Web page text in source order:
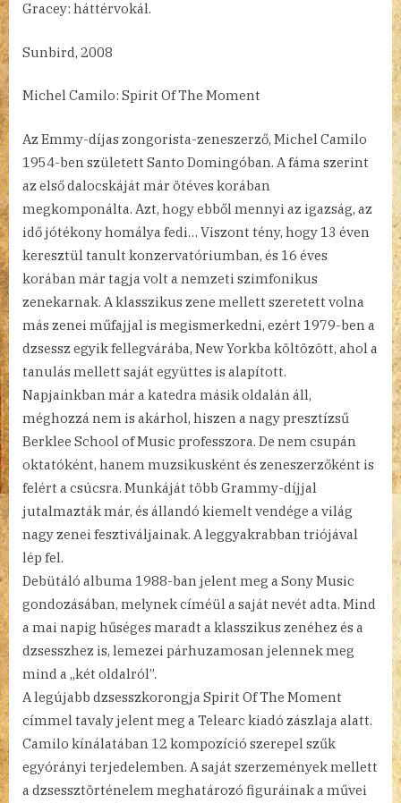
Gracey: háttérvokál.
Sunbird, 2008
Michel Camilo: Spirit Of The Moment
Az Emmy-díjas zongorista-zeneszerző, Michel Camilo
1954-ben született Santo Domingóban. A fáma szerint
az első dalocskáját már ötéves korában
megkomponálta. Azt, hogy ebből mennyi az igazság, az
idő jótékony homálya fedi… Viszont tény, hogy 13 éven
keresztül tanult konzervatóriumban, és 16 éves
korában már tagja volt a nemzeti szimfonikus
zenekarnak. A klasszikus zene mellett szeretett volna
más zenei műfajjal is megismerkedni, ezért 1979-ben a
dzsessz egyik fellegvárába, New Yorkba költözött, ahol a
tanulás mellett saját együttes is alapított.
Napjainkban már a katedra másik oldalán áll,
méghozzá nem is akárhol, hiszen a nagy presztízsű
Berklee School of Music professzora. De nem csupán
oktatóként, hanem muzsikusként és zeneszerzőként is
felért a csúcsra. Munkáját több Grammy-díjjal
jutalmazták már, és állandó kiemelt vendége a világ
nagy zenei fesztiváljainak. A leggyakrabban triójával
lép fel.
Debütáló albuma 1988-ban jelent meg a Sony Music
gondozásában, melynek címéül a saját nevét adta. Mind
a mai napig hűséges maradt a klasszikus zenéhez és a
dzsesszhez is, lemezei párhuzamosan jelennek meg
mind a „két oldalról”.
A legújabb dzsesszkorongja Spirit Of The Moment
címmel tavaly jelent meg a Telearc kiadó zászlaja alatt.
Camilo kínálatában 12 kompozíció szerepel szűk
egyórányi terjedelemben. A saját szerzemények mellett
a dzsessztörténelem meghatározó figuráinak a művei